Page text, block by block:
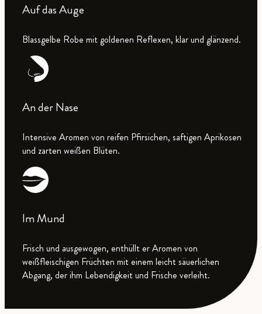
Auf das Auge
Blassgelbe Robe mit goldenen Reflexen, klar und glänzend.
An der Nase
Intensive Aromen von reifen Pfirsichen, saftigen Aprikosen
und zarten weißen Blüten.
Im Mund
Frisch und ausgewogen, enthüllt er Aromen von
weißfleischigen Früchten mit einem leicht säuerlichen
Abgang, der ihm Lebendigkeit und Frische verleiht.